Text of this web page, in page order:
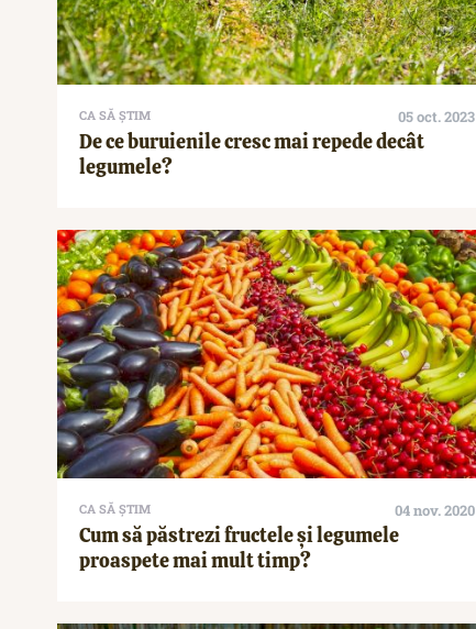
CA SĂ ȘTIM 05 oct. 2023
De ce buruienile cresc mai repede decât
legumele?
CA SĂ ȘTIM 04 nov. 2020
Cum să păstrezi fructele și legumele
proaspete mai mult timp?